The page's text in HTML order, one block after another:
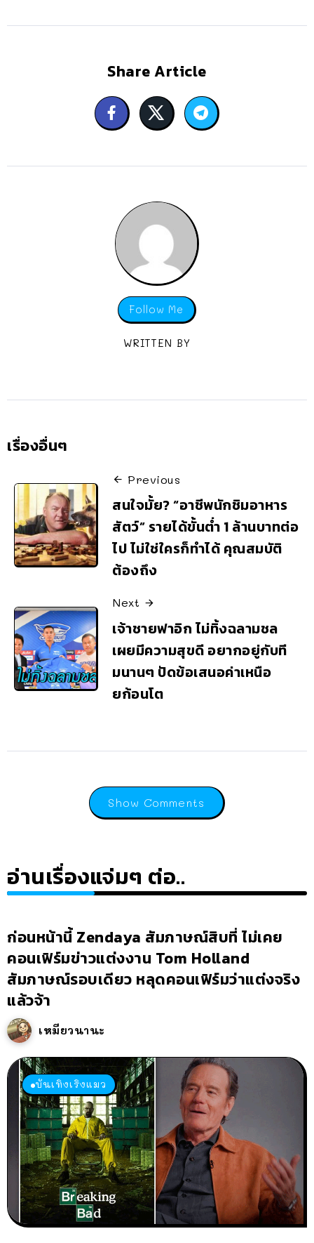
Share Article
Follow Me
WRITTEN BY
เรื่องอื่นๆ
Previous
สนใจมั้ย? “อาชีพนักชิมอาหาร
สัตว์” รายได้ขั้นต่ำ 1 ล้านบาทต่อ
ไป ไม่ใช่ใครก็ทำได้ คุณสมบัติ
ต้องถึง
Next
เจ้าชายฟาอิก ไม่ทิ้งฉลามชล
เผยมีความสุขดี อยากอยู่กับที
มนานๆ ปัดข้อเสนอค่าเหนือ
ยก้อนโต
Show Comments
อ่านเรื่องแจ่มๆ ต่อ..
ก่อนหน้านี้ Zendaya สัมภาษณ์สิบที่ ไม่เคย
คอนเฟิร์มข่าวแต่งงาน Tom Holland
สัมภาษณ์รอบเดียว หลุดคอนเฟิร์มว่าแต่งจริง
แล้วจ้า
เหมียวนานะ
บันเทิงเริงแมว